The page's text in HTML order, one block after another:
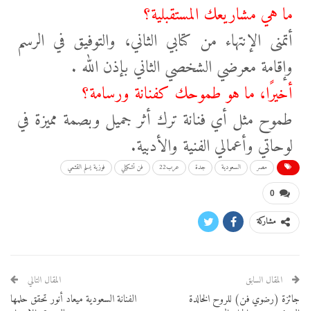
ما هي مشاريعك المستقبلية؟
أتمنى الإنتهاء من كتابي الثاني، والتوفيق في الرسم
وإقامة معرضي الشخصي الثاني بإذن الله .
أخيرًا، ما هو طموحك كفنانة ورسامة؟
طموح مثل أي فنانة ترك أثر جميل وبصمة مميزة في
لوحاتي وأعمالي الفنية والأدبية.
مصر السعودية جدة عرب22 فن تشكيلي فوزية يسلم القثمي
0
مشاركة
المقال السابق
جائزة (رضوي فن) للروح الخالدة
المقال التالي
الفنانة السعودية ميعاد أنور تحقق حلمها